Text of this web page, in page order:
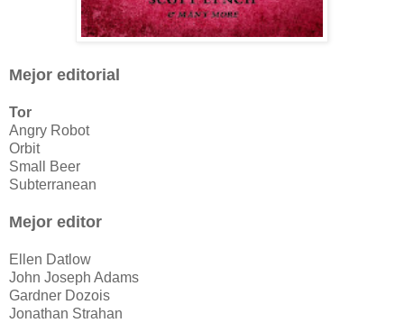
Mejor editorial
Tor
Angry Robot
Orbit
Small Beer
Subterranean
Mejor editor
Ellen Datlow
John Joseph Adams
Gardner Dozois
Jonathan Strahan